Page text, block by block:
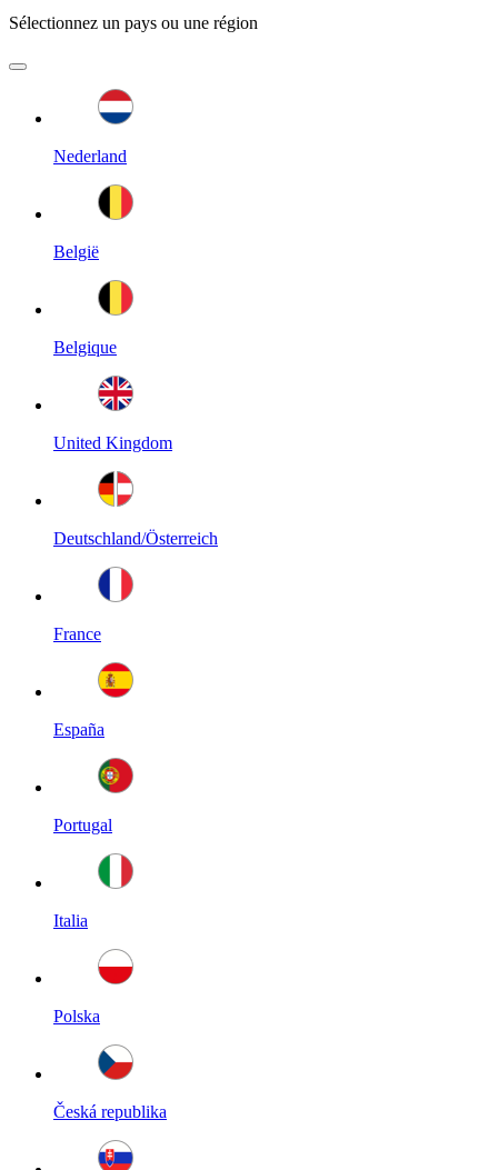
Sélectionnez un pays ou une région
Nederland
België
Belgique
United Kingdom
Deutschland/Österreich
France
España
Portugal
Italia
Polska
Česká republika